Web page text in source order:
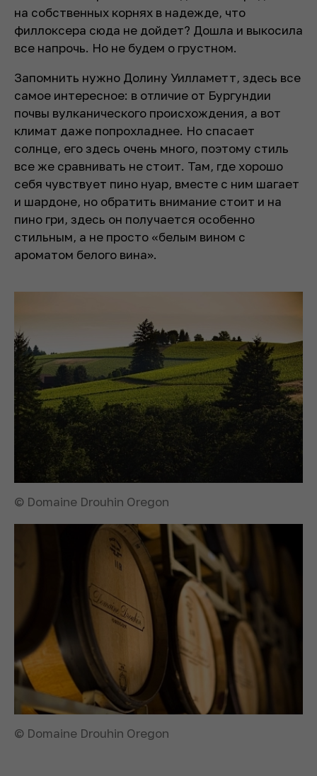
на собственных корнях в надежде, что
филлоксера сюда не дойдет? Дошла и выкосила
все напрочь. Но не будем о грустном.
Запомнить нужно Долину Уилламетт, здесь все
самое интересное: в отличие от Бургундии
почвы вулканического происхождения, а вот
климат даже попрохладнее. Но спасает
солнце, его здесь очень много, поэтому стиль
все же сравнивать не стоит. Там, где хорошо
себя чувствует пино нуар, вместе с ним шагает
и шардоне, но обратить внимание стоит и на
пино гри, здесь он получается особенно
стильным, а не просто «белым вином с
ароматом белого вина».
© Domaine Drouhin Oregon
© Domaine Drouhin Oregon